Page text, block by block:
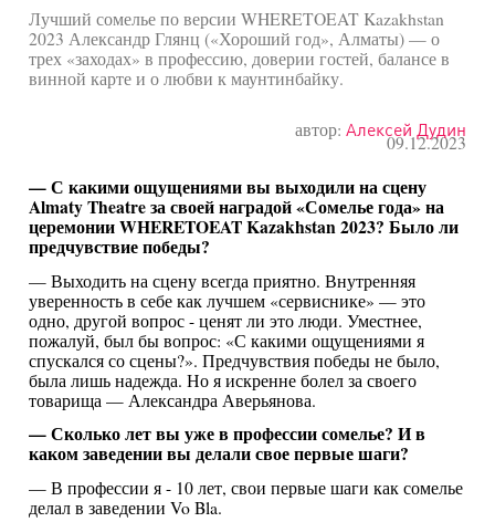
Лучший сомелье по версии WHERETOEAT Kazakhstan
2023 Александр Глянц («Хороший год», Алматы) — о
трех «заходах» в профессию, доверии гостей, балансе в
винной карте и о любви к маунтинбайку.
автор: Алексей Дудин
09.12.2023
— С какими ощущениями вы выходили на сцену
Almaty Theatre за своей наградой «Сомелье года» на
церемонии WHERETOEAT Kazakhstan 2023? Было ли
предчувствие победы?
— Выходить на сцену всегда приятно. Внутренняя
уверенность в себе как лучшем «сервиснике» — это
одно, другой вопрос - ценят ли это люди. Уместнее,
пожалуй, был бы вопрос: «С какими ощущениями я
спускался со сцены?». Предчувствия победы не было,
была лишь надежда. Но я искренне болел за своего
товарища — Александра Аверьянова.
— Сколько лет вы уже в профессии сомелье? И в
каком заведении вы делали свое первые шаги?
— В профессии я - 10 лет, свои первые шаги как сомелье
делал в заведении Vo Bla.